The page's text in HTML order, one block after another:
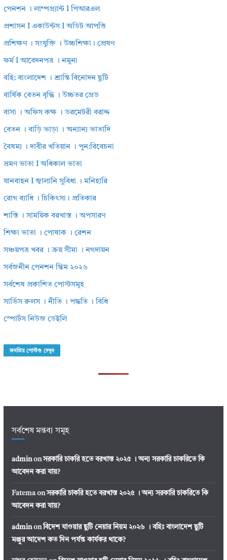
পেনশন । লাম্পগ্র্যান্ট I পিআরএল
প্রশাসন I একাউন্টস I অডিট আপত্তি
প্রশিক্ষণ । সংযুক্তি । উচ্চশিক্ষা। প্রেষণ
ফর্ম I আবেদনপত্র । নমুনা
বহি: বাংলাদেশ । শ্রান্তি বিনোদন ছুটি
বার্ষিক বেতন বৃদ্ধি । উচ্চতর গ্রেড
বাসা । অফিস কক্ষ । ডরমেটরী বরাদ্দ
বেতন । বাড়ি ভাড়া । অন্যান্য ভাতাদি
বৈষম্য । দাবীর খতিয়ান । পুন:বিবেচনা
ভ্রমণ ভাতা I অধিকাল ভাতা
যানবাহন I জ্বালানি সুবিধা । মনিহারি
রোগ ব্যাধি । চিকিৎসা। প্রতিকার
শাস্তি । সাময়িক বরখাস্ত । অপসারণ
শিক্ষা ভাতা । পোষাক । রেশন
সঞ্চয়পত্র খবর । ক্রয় সীমা । নগদায়ন
সর্বজনীন পেনশন স্কিম ২০২৬
সর্বশেষ প্রকাশিত পোস্টসমূহ
সার্ভিস রুলস । নীতি । পদ্ধতি । বিধি
স্পোর্টস নিউজ ডেইলি
জনপ্রিয় পোস্টগু দেখুন
সর্বশেষ মন্তব্য সমূহ
adminonসরকারি চাকরি হতে বরখাস্ত ২০২৫ । অন্য সরকারি চাকরিতে কি
আবেদন করা যায়?
Fatemaonসরকারি চাকরি হতে বরখাস্ত ২০২৫ । অন্য সরকারি চাকরিতে কি
আবেদন করা যায়?
adminonবিদেশ যাওয়ার ছুটি নেয়ার নিয়ম ২০২৬ । বহিঃ বাংলাদেশ ছুটি
মঞ্জুর আদেশ কত দিন পর্যন্ত কার্যকর থাকে?